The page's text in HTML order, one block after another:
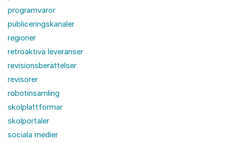
programvaror
publiceringskanaler
regioner
retroaktiva leveranser
revisionsberättelser
revisorer
robotinsamling
skolplattformar
skolportaler
sociala medier